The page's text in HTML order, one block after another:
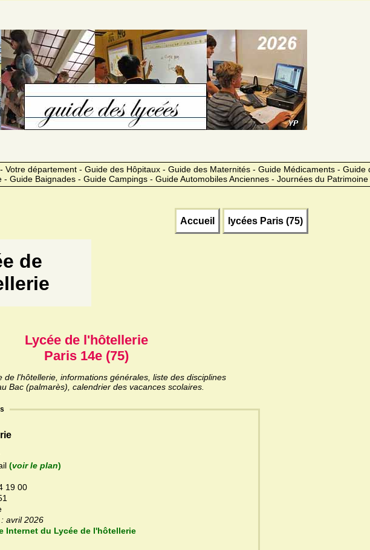
Votre département - Guide des Hôpitaux - Guide des Maternités - Guide Médicaments - Guide
- Guide Baignades - Guide Campings - Guide Automobiles Anciennes - Journées du Patrimoine
Accueil lycées Paris (75)
de
Lycée de l'hôtellerie
Paris 14e (75)
de l'hôtellerie, informations générales, liste des disciplines
Bac (palmarès), calendrier des vacances scolaires.
(voir le plan)
19 00
Dernière mise à jour : avril 2026
Accédez au site Internet du Lycée de l'hôtellerie